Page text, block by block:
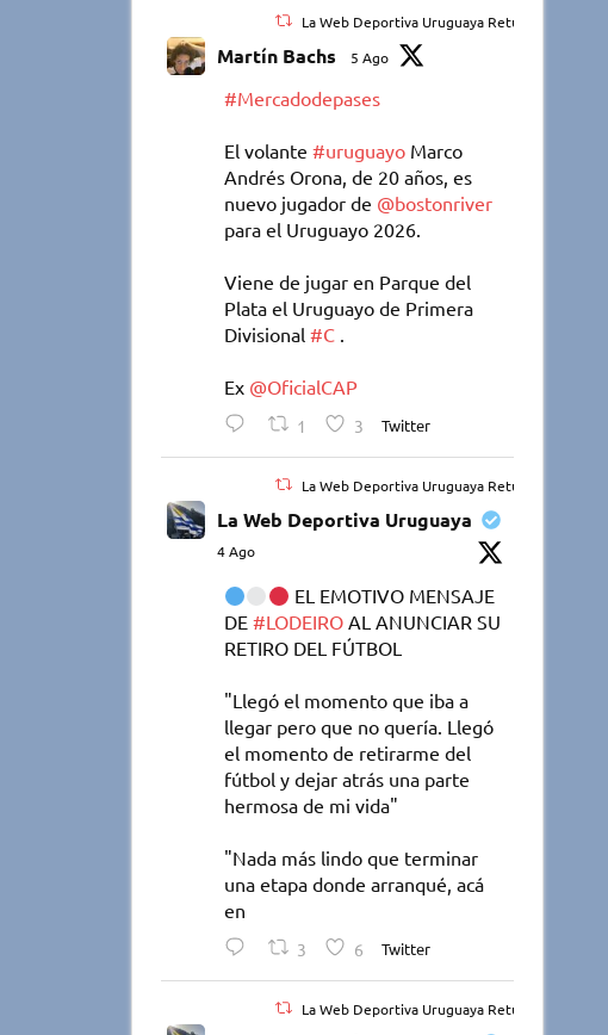
La Web Deportiva Uruguaya Retuiteado
Martín Bachs 5 Ago
#Mercadodepases
El volante#uruguayo Marco
Andrés Orona, de 20 años, es
nuevo jugador de @bostonriver
para el Uruguayo 2026.
Viene de jugar en Parque del
Plata el Uruguayo de Primera
Divisional#C .
Ex @OficialCAP
1 3 Twitter
La Web Deportiva Uruguaya Retuiteado
La Web Deportiva Uruguaya
4 Ago
EL EMOTIVO MENSAJE
DE#LODEIRO AL ANUNCIAR SU
RETIRO DEL FÚTBOL
"Llegó el momento que iba a
llegar pero que no quería. Llegó
el momento de retirarme del
fútbol y dejar atrás una parte
hermosa de mi vida"
"Nada más lindo que terminar
una etapa donde arranqué, acá
en
3 6 Twitter
La Web Deportiva Uruguaya Retuiteado